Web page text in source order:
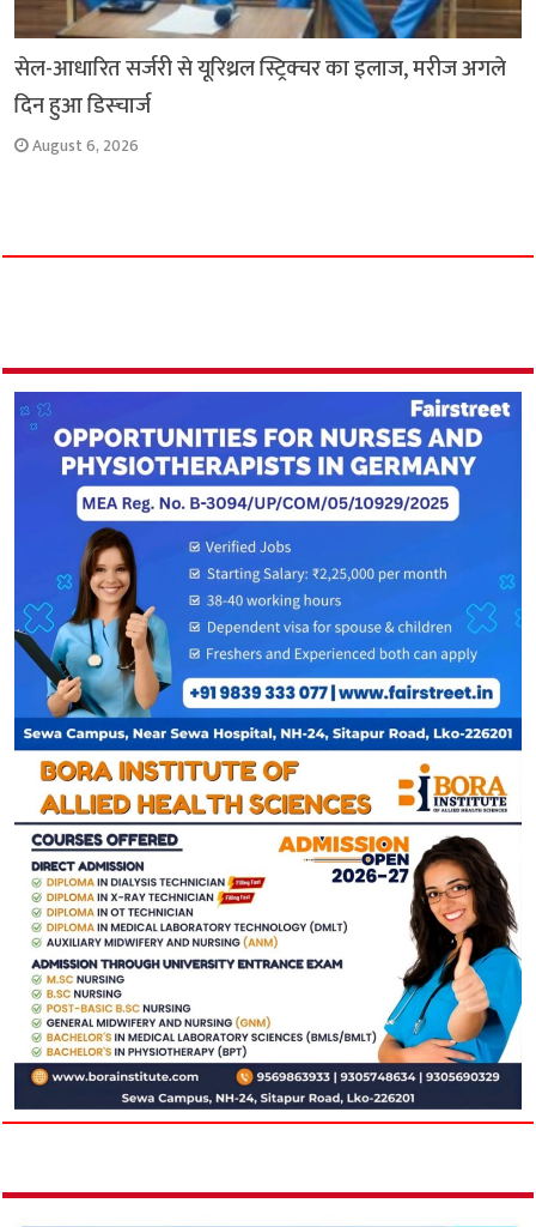
सेल-आधारित सर्जरी से यूरिथ्रल स्ट्रिक्चर का इलाज, मरीज अगले
दिन हुआ डिस्चार्ज
August 6, 2026